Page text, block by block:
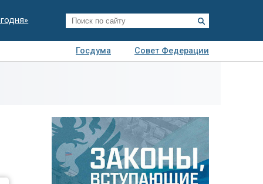
Госдума
Совет Федерации